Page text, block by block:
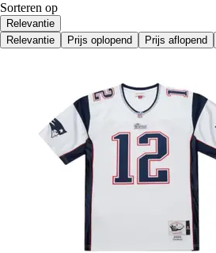
Sorteren op
Relevantie
Relevantie
Prijs oplopend Prijs aflopend